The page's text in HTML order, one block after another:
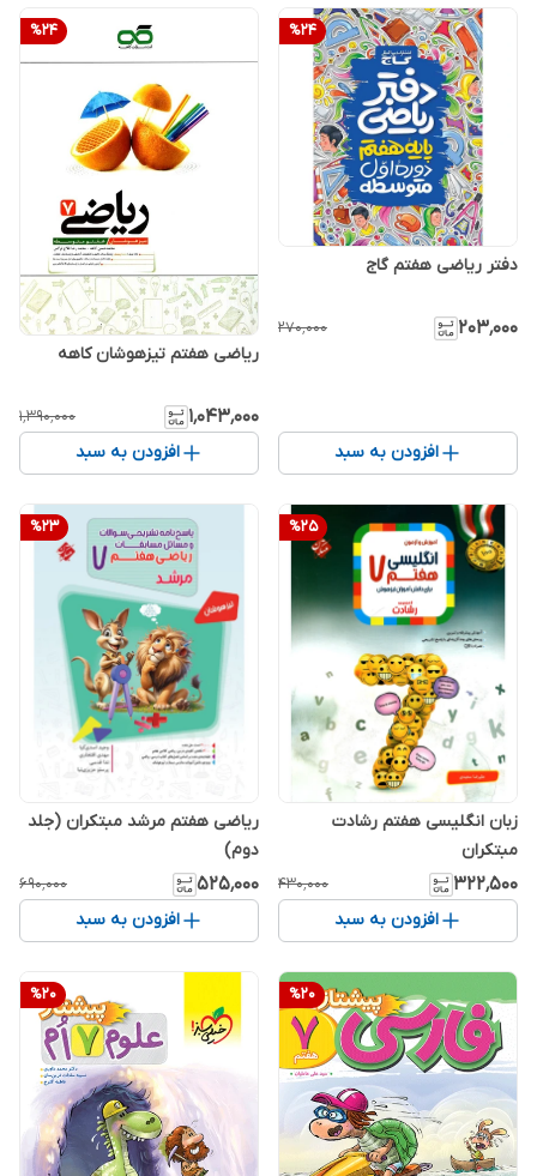
%24
دفتر ریاضی هفتم گاج
۲۰۳٬۰۰۰ ۲۷۰٬۰۰۰
افزودن به سبد
%24
ریاضی هفتم تیزهوشان کاهه
۱٬۰۴۳٬۰۰۰ ۱٬۳۹۰٬۰۰۰
افزودن به سبد
%25
زبان انگلیسی هفتم رشادت
مبتکران
۳۲۲٬۵۰۰ ۴۳۰٬۰۰۰
افزودن به سبد
%23
ریاضی هفتم مرشد مبتکران (جلد
دوم)
۵۲۵٬۰۰۰ ۶۹۰٬۰۰۰
افزودن به سبد
%20
%20